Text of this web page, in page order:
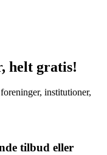
helt gratis!
institutioner,
tilbud eller